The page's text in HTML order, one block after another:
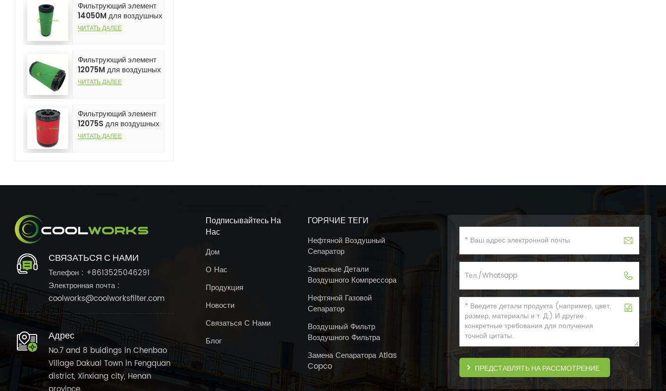
Фильтрующий элемент
14050M для воздушных
компрессоров: хит
элемент.
ЧИТАТЬ ДАЛЕЕ
Фильтрующий элемент
12075M для воздушных
компрессоров —
фильтр.
ЧИТАТЬ ДАЛЕЕ
Фильтрующий элемент
12075S для воздушных
компрессоров: хит
ЧИТАТЬ ДАЛЕЕ
СВЯЗАТЬСЯ С НАМИ
Телефон : +8613525046291
Электронная почта :
coolworks@coolworksfilter.com
Адрес
No.7 and 8 buidings in Chenbao
Village Dakuai Town in Fengquan
district, Xinxiang city, Henan
Подписывайтесь На
Нас
Дом
О Нас
Продукция
Новости
Связаться С Нами
Блог
ГОРЯЧИЕ ТЕГИ
Нефтяной Воздушный
Сепаратор
Запасные Детали
Воздушного Компрессора
Нефтяной Газовой
Сепаратор
Воздушный Фильтр
Воздушного Фильтра
Замена Сепаратора Atlas
Copco
ПРЕДСТАВЛЯТЬ НА РАССМОТРЕНИЕ